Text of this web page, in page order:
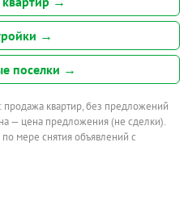
→
поселки →
продажа квартир, без предложений
— цена предложения (не сделки).
мере снятия объявлений с